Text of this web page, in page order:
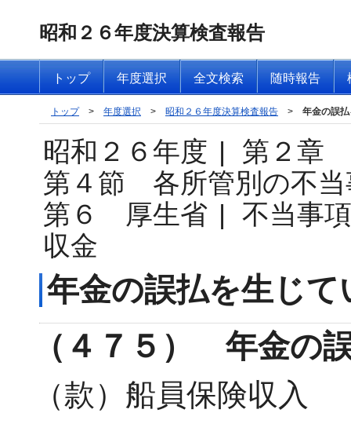
昭和２６年度決算検査報告
トップ 年度選択 全文検索 随時報告
トップ > 年度選択 > 昭和２６年度決算検査報告 > 年金の誤
昭和２６年度 |
第２章
第４節 各所管別の不当
第６ 厚生省 |
不当事
収金
年金の誤払を生じて
（４７５） 年金の
（款）船員保険収入